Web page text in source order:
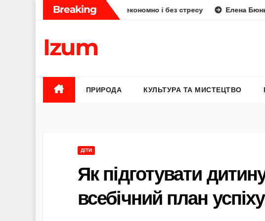
Breaking
як планувати смачно, економно і без стресу Елена Бюнь
Izum
ПРИРОДА КУЛЬТУРА ТА МИСТЕЦТВО
ДІТИ
Як підготувати
всебічний план успіху